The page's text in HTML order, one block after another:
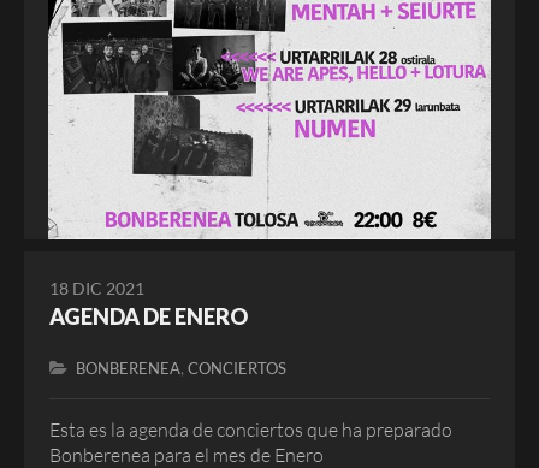
18 DIC 2021
AGENDA DE ENERO
BONBERENEA, CONCIERTOS
Esta es la agenda de conciertos que ha preparado
Bonberenea para el mes de Enero